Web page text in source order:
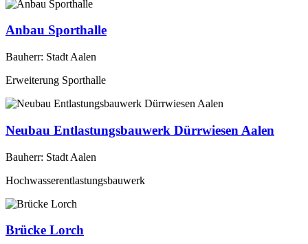
Anbau Sporthalle
Bauherr: Stadt Aalen
Erweiterung Sporthalle
Neubau Entlastungsbauwerk Dürrwiesen Aalen
Bauherr: Stadt Aalen
Hochwasserentlastungsbauwerk
Brücke Lorch